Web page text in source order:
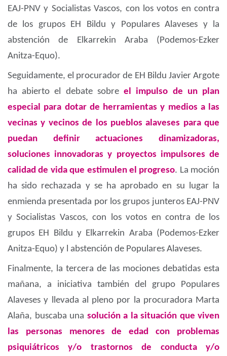
EAJ-PNV y Socialistas Vascos, con los votos en contra
de los grupos EH Bildu y Populares Alaveses y la
abstención de Elkarrekin Araba (Podemos-Ezker
Anitza-Equo).
Seguidamente, el procurador de EH Bildu Javier Argote
ha abierto el debate sobreel impulso de un plan
especial para dotar de herramientas y medios a las
vecinas y vecinos de los pueblos alaveses para que
puedan definir actuaciones dinamizadoras,
soluciones innovadoras y proyectos impulsores de
calidad de vida que estimulen el progreso. La moción
ha sido rechazada y se ha aprobado en su lugar la
enmienda presentada por los grupos junteros EAJ-PNV
y Socialistas Vascos, con los votos en contra de los
grupos EH Bildu y Elkarrekin Araba (Podemos-Ezker
Anitza-Equo) y l abstención de Populares Alaveses.
Finalmente, la tercera de las mociones debatidas esta
mañana, a iniciativa también del grupo Populares
Alaveses y llevada al pleno por la procuradora Marta
Alaña, buscaba una solución a la situación que viven
las personas menores de edad con problemas
psiquiátricos y/o trastornos de conducta y/o